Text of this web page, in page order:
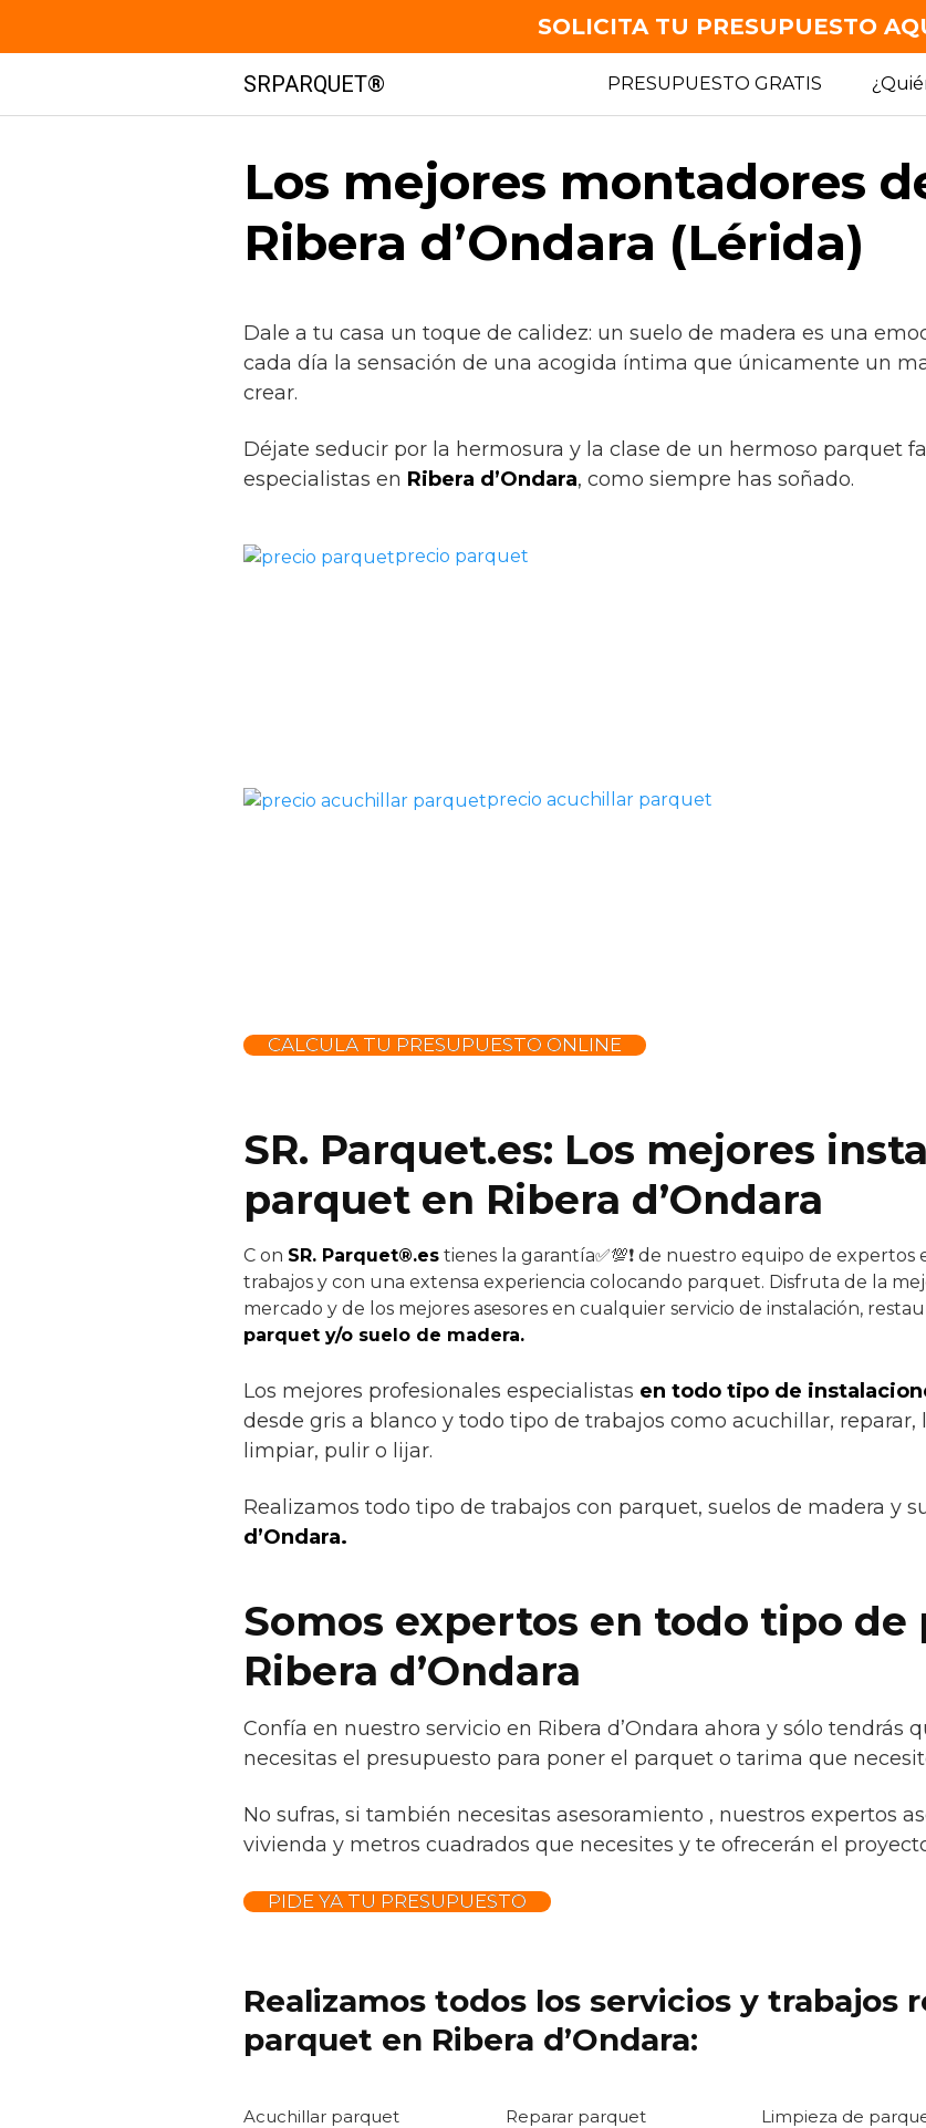
contenido
SRPARQUET® PRESUPUESTO GRATIS
Los mejores montadores
Ribera d’Ondara (Lérida)
Dale a tu casa un toque de calidez: un suelo de madera es una
cada día la sensación de una acogida íntima que únicamente un
crear.
Déjate seducir por la hermosura y la clase de un hermoso parquet
especialistas en Ribera d’Ondara, como siempre has soñado.
precio parquet
precio acuchillar parquet
CALCULA TU PRESUPUESTO ONLINE
SR. Parquet.es: Los mejores
parquet en Ribera d’Ondara
C on SR. Parquet®.es tienes la garantía✅💯❗ de nuestro equipo de expertos
trabajos y con una extensa experiencia colocando parquet. Disfruta de la
mercado y de los mejores asesores en cualquier servicio de instalación,
parquet y/o suelo de madera.
Los mejores profesionales especialistas en todo tipo de
desde gris a blanco y todo tipo de trabajos como acuchillar, reparar,
limpiar, pulir o lijar.
Realizamos todo tipo de trabajos con parquet, suelos de madera y
d’Ondara.
Somos expertos en todo tipo de
Ribera d’Ondara
Confía en nuestro servicio en Ribera d’Ondara ahora y sólo tendrás
necesitas el presupuesto para poner el parquet o tarima que
No sufras, si también necesitas asesoramiento , nuestros expertos
vivienda y metros cuadrados que necesites y te ofrecerán el
PIDE YA TU PRESUPUESTO
Realizamos todos los servicios y trabajos
parquet en Ribera d’Ondara:
Acuchillar parquet Reparar parquet Limpieza de
SOLICITA TU PRESUPUESTO